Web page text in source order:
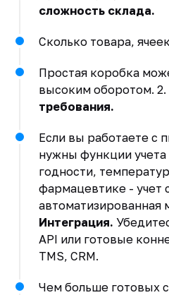
сложность склада.
Сколько товара,
Простая коробка
высоким оборотом. 2.
требования.
Если вы работаете с
нужны функции
годности,
фармацевтике - учет
автоматизированная
Интеграция.
API или готовые
TMS, CRM.
Чем больше готовых